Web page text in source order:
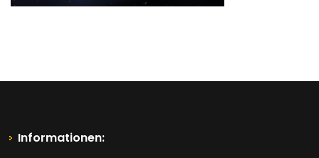
Informationen: